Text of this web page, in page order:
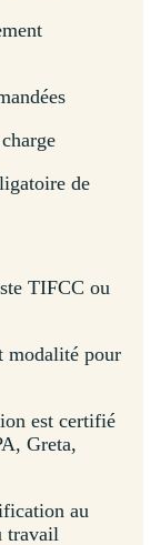
de
TIFCC ou
modalité pour
est certifié
Greta,
au
travail